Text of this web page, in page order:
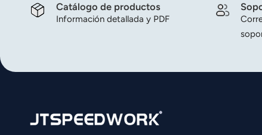
Catálogo de productos
Información detallada y PDF